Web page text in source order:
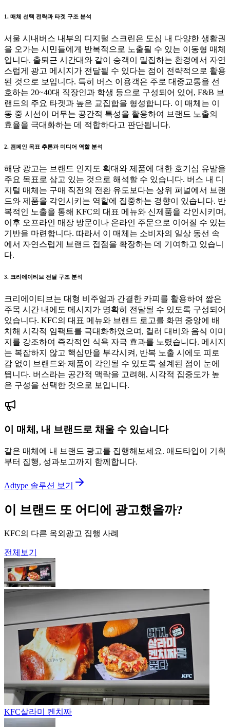
1. 매체 선택 전략과 타겟 구조 분석
서울 시내버스 내부의 디지털 스크린은 도심 내 다양한 생활권
을 오가는 시민들에게 반복적으로 노출될 수 있는 이동형 매체
입니다. 출퇴근 시간대와 같이 승객이 밀집하는 환경에서 자연
스럽게 광고 메시지가 전달될 수 있다는 점이 전략적으로 활용
된 것으로 보입니다. 특히 버스 이용객은 주로 대중교통을 선
호하는 20~40대 직장인과 학생 등으로 구성되어 있어, F&B 브
랜드의 주요 타겟과 높은 교집합을 형성합니다. 이 매체는 이
동 중 시선이 머무는 공간적 특성을 활용하여 브랜드 노출의
효율을 극대화하는 데 적합하다고 판단됩니다.
2. 캠페인 목표 추론과 미디어 역할 분석
해당 광고는 브랜드 인지도 확대와 제품에 대한 호기심 유발을
주요 목표로 삼고 있는 것으로 해석할 수 있습니다. 버스 내 디
지털 매체는 구매 직전의 전환 유도보다는 상위 퍼널에서 브랜
드와 제품을 각인시키는 역할에 집중하는 경향이 있습니다. 반
복적인 노출을 통해 KFC의 대표 메뉴와 신제품을 각인시키며,
이후 오프라인 매장 방문이나 온라인 주문으로 이어질 수 있는
기반을 마련합니다. 따라서 이 매체는 소비자의 일상 동선 속
에서 자연스럽게 브랜드 접점을 확장하는 데 기여하고 있습니
다.
3. 크리에이티브 전달 구조 분석
크리에이티브는 대형 비주얼과 간결한 카피를 활용하여 짧은
주목 시간 내에도 메시지가 명확히 전달될 수 있도록 구성되어
있습니다. KFC의 대표 메뉴와 브랜드 로고를 화면 중앙에 배
치해 시각적 임팩트를 극대화하였으며, 컬러 대비와 음식 이미
지를 강조하여 즉각적인 식욕 자극 효과를 노렸습니다. 메시지
는 복잡하지 않고 핵심만을 부각시켜, 반복 노출 시에도 피로
감 없이 브랜드와 제품이 각인될 수 있도록 설계된 점이 눈에
띕니다. 버스라는 공간적 맥락을 고려해, 시각적 집중도가 높
은 구성을 선택한 것으로 보입니다.
이 매체, 내 브랜드로 채울 수 있습니다
같은 매체에 내 브랜드 광고를 집행해보세요. 애드타입이 기획
부터 집행, 성과보고까지 함께합니다.
Adtype 솔루션 보기
이 브랜드 또 어디에 광고했을까?
KFC의 다른 옥외광고 집행 사례
전체보기
KFC살라미 켄치짜